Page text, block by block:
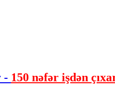
- 150 nəfər işdən